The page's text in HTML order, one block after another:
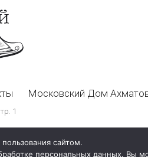
Московский Дом
1
сайтом.
персональных данных. Вы